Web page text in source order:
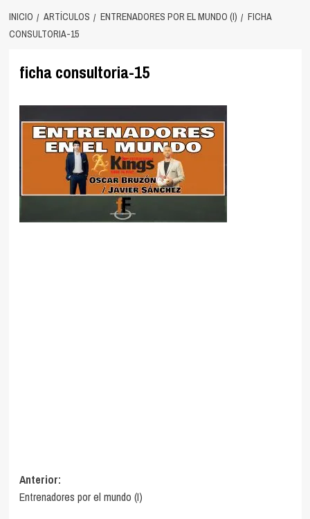
INICIO ARTÍCULOS ENTRENADORES POR EL MUNDO (I)
FICHA
CONSULTORIA-15
ficha consultoria-15
Navegación
de
Anterior:
Entrenadores por el mundo (I)